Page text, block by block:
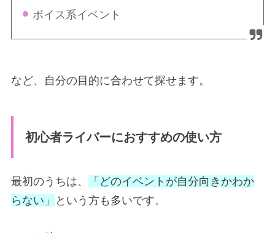
ボイス系イベント
など、自分の目的に合わせて探せます。
初心者ライバーにおすすめの使い方
最初のうちは、
「どのイベントが自分向きかわか
らない」
という方も多いです。